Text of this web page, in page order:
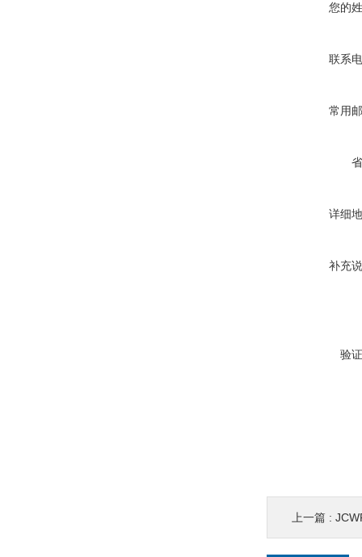
您的
联系
常用
详细
补充
验
上一篇 :